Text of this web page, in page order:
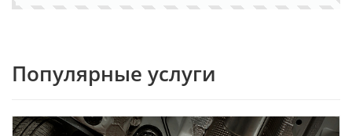
Популярные услуги